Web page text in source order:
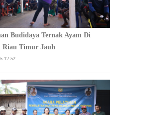
Budidaya Ternak Ayam Di
Riau Timur Jauh
12:52